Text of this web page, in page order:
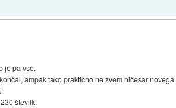
je pa vse.
ampak tako praktično ne zvem ničesar novega.
številk.